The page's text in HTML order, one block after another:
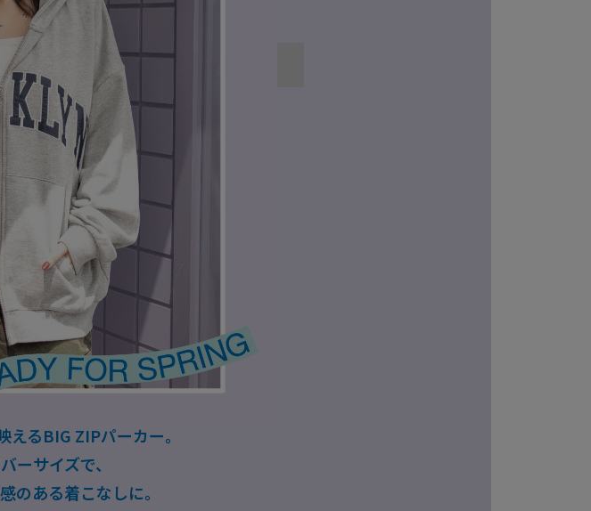
るBIG ZIPパーカー。
ーサイズで、
のある着こなしに。